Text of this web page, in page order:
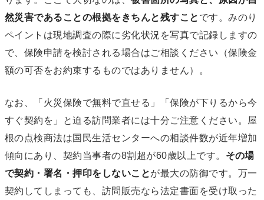
然災害であることの根拠をきちんと残すこと です。みのり
ペイントは現地調査の際に劣化状況を写真で記録しますの
で、保険申請を検討される場合はご相談ください（保険金
額の可否をお約束するものではありません）。
なお、「火災保険で無料で直せる」「保険が下りるから今
すぐ契約を」と迫る訪問業者には十分ご注意ください。屋
根の点検商法は国民生活センターへの相談件数が近年増加
傾向にあり、契約当事者の8割超が60歳以上です。 その場
で契約・署名・押印をしないことが最大の防御です。万一
契約してしまっても、訪問販売なら法定書面を受け取った